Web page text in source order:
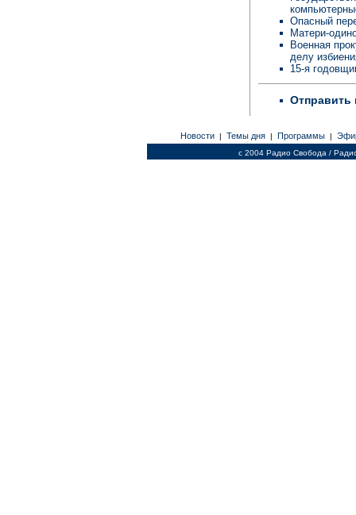
Опасный
Матери-
Военная
делу
15-я
Отправить
Новости | Темы дня | Программы |
c 2004 Радио Свобода /